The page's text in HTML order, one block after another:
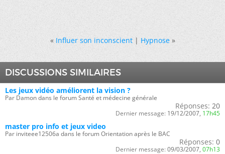
« Influer son inconscient|Hypnose »
DISCUSSIONS SIMILAIRES
Les jeux vidéo améliorent la vision ?
Par Damon dans le forum Santé et médecine générale
Réponses: 20
Dernier message: 19/12/2007, 17h45
master pro info et jeux video
Par inviteee12506a dans le forum Orientation après le BAC
Réponses: 0
Dernier message: 09/03/2007, 07h13